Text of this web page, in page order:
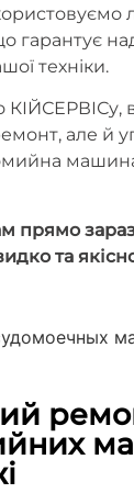
гарантує
техніки.
але й
прямо
та